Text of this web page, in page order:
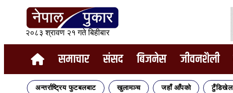
२०८३ श्रावण २१ गते बिहीबार
समाचार संसद बिजनेस जीवनशैली
अन्तर्राष्ट्रिय फुटबलबाट खुलामञ्च जहाँ आँपको टुँडिखेल